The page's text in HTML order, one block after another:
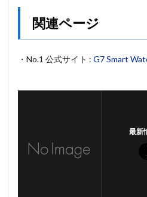
関連ページ
・No.1 公式サイト : G7 Smart
最新